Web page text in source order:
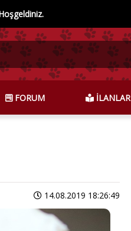
FORUM İLANLAR
14.08.2019 18:26:49